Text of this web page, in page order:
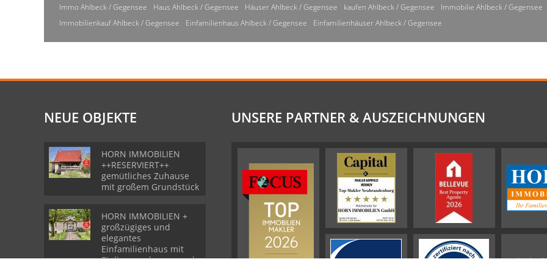
Immo Ahlbeck / Gegensee Haus Ahlbeck / Gegensee Häuser Ahlbeck / Gegensee kaufen Ahlbeck / Gegensee
Immobilie Ahlbeck / Gegensee
Immobilienkauf Ahlbeck / Gegensee
Einfamilienhaus Ahlbeck / Gegensee Einfamilienhäuser Ahlbeck / Gegensee
NEUE OBJEKTE
HORN IMMOBILIEN
++RESERVIERT++
gemütliches Zuhause
mit großem Grundstück
HORN IMMOBILIEN +
großzügiges und
elegantes
Einfamilienhaus mit
Einliegerwohnung und
UNSERE PARTNER & AUSZEICHNUNGEN